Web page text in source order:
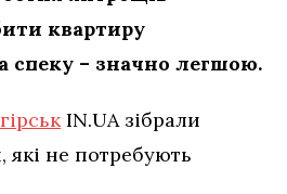
квартиру
спеку – значно легшою.
IN.UA зібрали
які не потребують